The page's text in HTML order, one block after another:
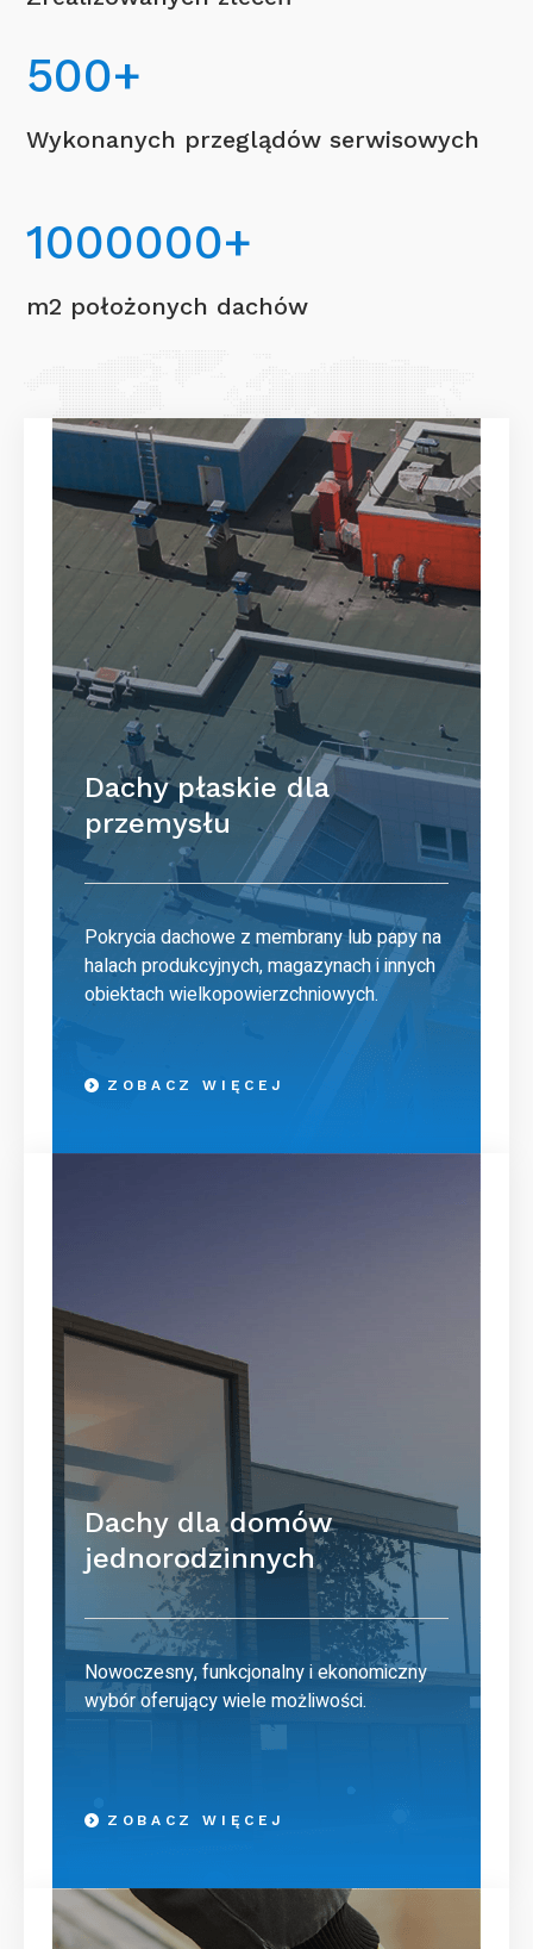
500+
Wykonanych przeglądów serwisowych
1000000+
m2 położonych dachów
Dachy płaskie dla
przemysłu
Pokrycia dachowe z membrany lub papy na
halach produkcyjnych, magazynach i innych
obiektach wielkopowierzchniowych.
ZOBACZ WIĘCEJ
Dachy dla domów
jednorodzinnych
Nowoczesny, funkcjonalny i ekonomiczny
wybór oferujący wiele możliwości.
ZOBACZ WIĘCEJ